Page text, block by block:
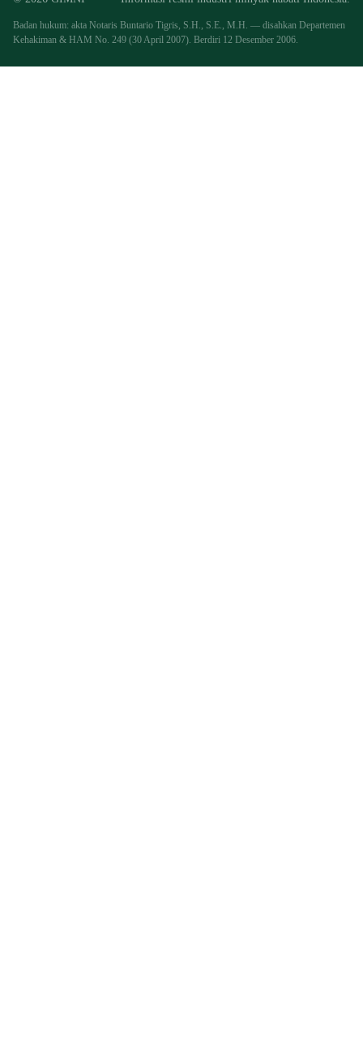
Badan hukum: akta Notaris Buntario Tigris, S.H., S.E., M.H. — disahkan Departemen
Kehakiman & HAM No. 249 (30 April 2007). Berdiri 12 Desember 2006.